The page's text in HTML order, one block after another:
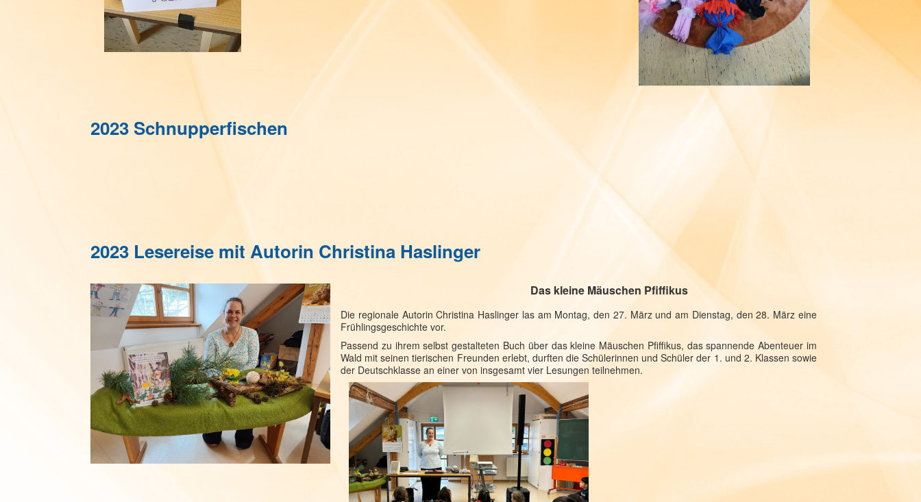
2023 Schnupperfischen
2023 Lesereise mit Autorin Christina Haslinger
Das klein
e Mäuschen Pfiffikus
Die regionale Autorin Christina Haslinger las am Montag, den 27. März und am Dienstag, den 28. März eine
Frühlingsgeschichte vor.
Passend zu ihrem selbst gestalteten Buch über das kleine Mäuschen Pfiffikus, das spannende Abenteuer im
Wald mit seinen tierischen Freunden erlebt, durften die Schülerinnen und Schüler der 1. und 2. Klassen sowie
der Deutschklasse an einer von insgesamt vier Lesungen teilnehmen.